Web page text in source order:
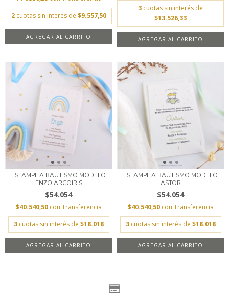
2 cuotas sin interés de $9.557,50
3 cuotas sin interés de
$13.526,33
AGREGAR AL CARRITO
ESTAMPITA BAUTISMO MODELO
ENZO ARCOIRIS
$54.054
$40.540,50 con Transferencia
3 cuotas sin interés de $18.018
AGREGAR AL CARRITO
ESTAMPITA BAUTISMO MODELO
ASTOR
$54.054
$40.540,50 con Transferencia
3 cuotas sin interés de $18.018
AGREGAR AL CARRITO